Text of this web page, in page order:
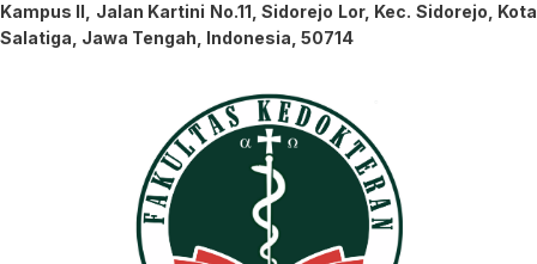
Kampus II, Jalan Kartini No.11, Sidorejo Lor, Kec. Sidorejo, Kota
Salatiga, Jawa Tengah, Indonesia, 50714